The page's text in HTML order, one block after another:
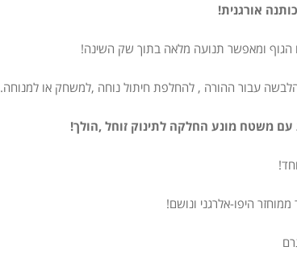
כותנה אורגנית!
הגוף ומאפשר תנועה מלאה בתוך שק השינה!
עבור ההורה , להחלפת חיתול נוחה ,למשחק או למנוחה.
עם משטח מונע החלקה לתינוק זוחל ,הולך!
היפו-אלרגני ונושם!